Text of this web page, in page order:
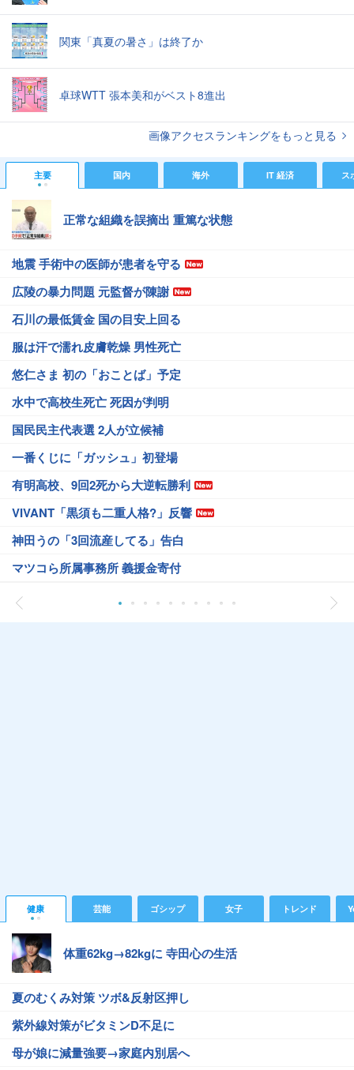
関東「真夏の暑さ」は終了か
卓球WTT 張本美和がベスト8進出
画像アクセスランキングをもっと見る
主要 国内 海外 IT 経済 ス
正常な組織を誤摘出 重篤な状態
地震 手術中の医師が患者を守る
広陵の暴力問題 元監督が陳謝
石川の最低賃金 国の目安上回る
服は汗で濡れ皮膚乾燥 男性死亡
悠仁さま 初の「おことば」予定
水中で高校生死亡 死因が判明
国民民主代表選 2人が立候補
一番くじに「ガッシュ」初登場
有明高校、9回2死から大逆転勝利
VIVANT「黒須も二重人格?」反響
神田うの「3回流産してる」告白
マツコら所属事務所 義援金寄付
健康 芸能 ゴシップ 女子 トレンド
体重62kg→82kgに 寺田心の生活
夏のむくみ対策 ツボ&反射区押し
紫外線対策がビタミンD不足に
母が娘に減量強要→家庭内別居へ